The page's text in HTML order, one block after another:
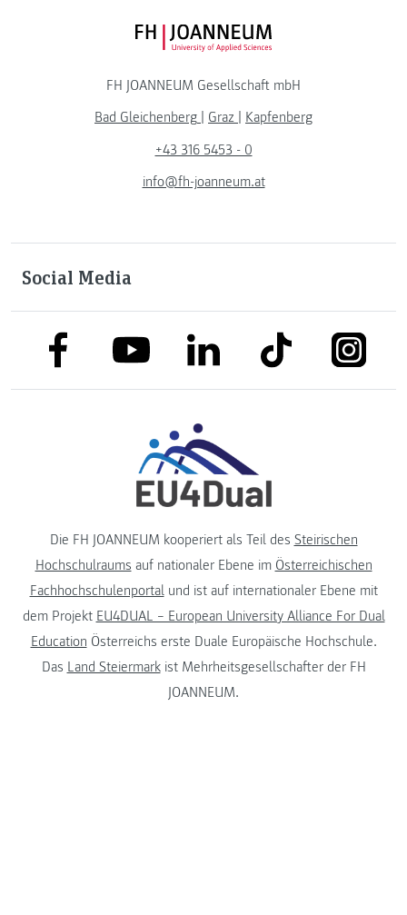
FH JOANNEUM Logo
FH JOANNEUM Gesellschaft mbH
Bad Gleichenberg
Graz
Kapfenberg
+43 316 5453 - 0
info@fh-joanneum.at
Social Media
link to facebooklink to youtubelink to linkedinlink to tiktok
Die FH JOANNEUM kooperiert als Teil des Steirischen
Hochschulraums auf nationaler Ebene im Österreichischen
Fachhochschulenportalund ist auf internationaler Ebene mit
dem Projekt EU4DUAL – European University Alliance For Dual
Education Österreichs erste Duale Europäische Hochschule.
Das Land Steiermarkist Mehrheitsgesellschafter der FH
JOANNEUM.